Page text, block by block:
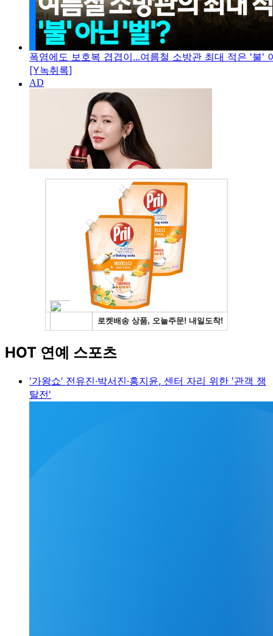
폭염에도 보호복 겹겹이...여름철 소방관 최대 적은 '불'
[Y녹취록]
HOT 연예 스포츠
'가왕쇼’ 전유진·박서진·홍지윤, 센터 자리 위한 '관객 쟁
탈전'